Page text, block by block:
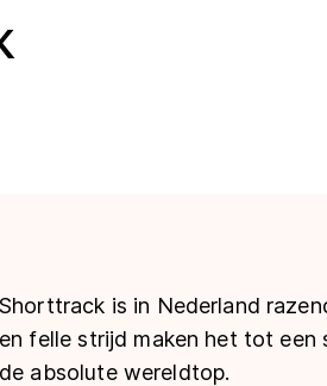
Shorttrack is in Nederland
en felle strijd maken het tot
de absolute wereldtop.